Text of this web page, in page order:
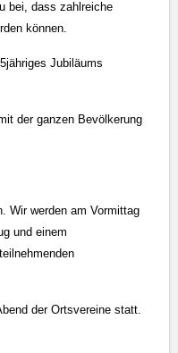
bei, dass zahlreiche
können.
Jubiläums
der ganzen Bevölkerung
Wir werden am Vormittag
und einem
der Ortsvereine statt.